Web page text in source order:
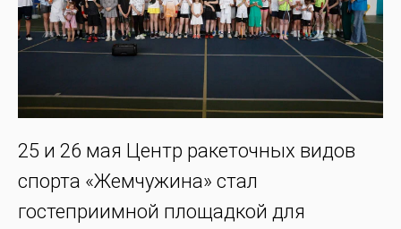
25 и 26 мая Центр ракеточных видов
спорта «Жемчужина» стал
гостеприимной площадкой для